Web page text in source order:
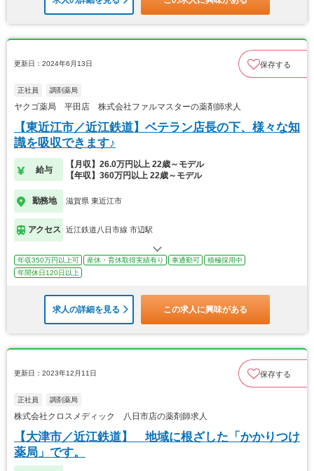
更新日：2024年6月13日 保存する
正社員 調剤薬局
ヤクゴ薬局 平田店 株式会社ファルマスターの薬剤師求人
【東近江市／近江鉄道】ベテラン店長の下、様々な知
識を吸収できます♪
給与
【月収】26.0万円以上 22歳～モデル
【年収】360万円以上 22歳～モデル
勤務地 滋賀県 東近江市
アクセス 近江鉄道八日市線 市辺駅
年収350万円以上可 産休・育休取得実績有り 車通勤可
積極採用中
年間休日120日以上
求人の詳細を見る この求人に興味がある
更新日：2023年12月11日 保存する
正社員 調剤薬局
株式会社クロスメディック 八日市店の薬剤師求人
【大津市／近江鉄道】 地域に根ざした「かかりつけ
薬局」です。